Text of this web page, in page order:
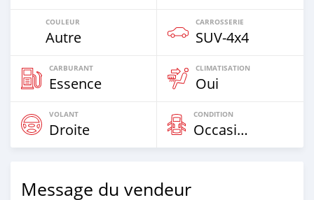
COULEUR
Autre
CARROSSERIE
SUV‒4x4
CARBURANT
Essence
CLIMATISATION
Oui
VOLANT
Droite
CONDITION
Occasion
Message du vendeur